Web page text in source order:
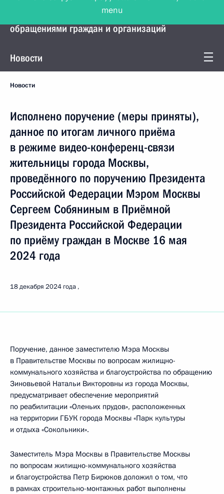
Управление Президента по работе с
обращениями граждан и организаций
Новости
Новости
Исполнено поручение (меры приняты),
данное по итогам личного приёма
в режиме видео-конференц-связи
жительницы города Москвы,
проведённого по поручению Президента
Российской Федерации Мэром Москвы
Сергеем Собяниным в Приёмной
Президента Российской Федерации
по приёму граждан в Москве 16 мая
2024 года
18 декабря 2024 года
Поручение, данное заместителю Мэра Москвы
в Правительстве Москвы по вопросам жилищно-
коммунального хозяйства и благоустройства по обращению
Зиновьевой Натальи Викторовны из города Москвы,
предусматривает обеспечение мероприятий
по реабилитации «Оленьих прудов», расположенных
на территории ГБУК города Москвы «Парк культуры
и отдыха «Сокольники».
Заместитель Мэра Москвы в Правительстве Москвы
по вопросам жилищно-коммунального хозяйства
и благоустройства Петр Бирюков доложил о том, что
в рамках строительно-монтажных работ выполнены
menu